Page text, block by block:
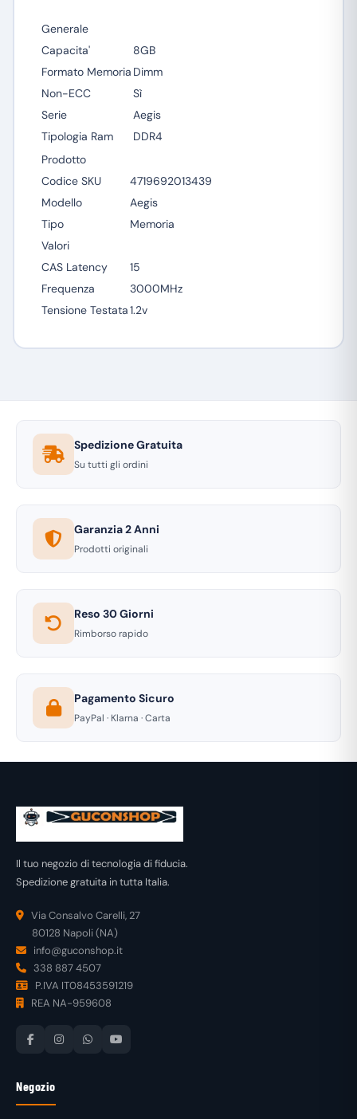
Generale
Capacita'
8GB
Formato Memoria Dimm
Non-ECC
Sì
Serie
Aegis
Tipologia Ram
DDR4
Prodotto
Codice SKU
4719692013439
Modello
Aegis
Tipo
Memoria
Valori
CAS Latency
15
Frequenza
3000MHz
Tensione Testata1.2v
Spedizione Gratuita
Su tutti gli ordini
Garanzia 2 Anni
Prodotti originali
Reso 30 Giorni
Rimborso rapido
Pagamento Sicuro
PayPal · Klarna · Carta
Il tuo negozio di tecnologia di fiducia.
Spedizione gratuita in tutta Italia.
Via Consalvo Carelli, 27
80128 Napoli (NA)
info@guconshop.it
338 887 4507
P.IVA IT08453591219
REA NA-959608
Negozio